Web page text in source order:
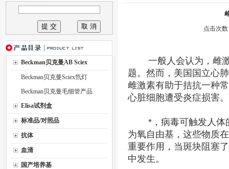
Beckman贝克曼AB Sciex
Beckman贝克曼Sciex氘灯
Beckman贝克曼毛细管产品
Elisa试剂盒
标准品/对照品
抗体
血清
国产培养基
点击次数
一般人会认为，雌激
题。然而，美国国立心
雌激素有助于拮抗一种
心脏细胞遭受炎症损害。
*，病毒可触发人体的
为氧自由基，这些物质
重要作用，当斑块阻塞
中发生。